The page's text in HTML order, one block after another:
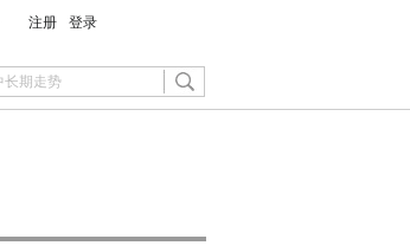
注册 登录